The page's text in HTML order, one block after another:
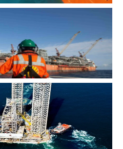
力印度海上钻井作业
购壳牌旗下塞浦路斯子公司